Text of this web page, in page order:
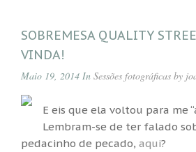
SOBREMESA QUALITY
VINDA!
Maio 19, 2014 In Sessões fotográficas by
E eis que ela voltou para me
Lembram-se de ter falado
pedacinho de pecado, aqui?